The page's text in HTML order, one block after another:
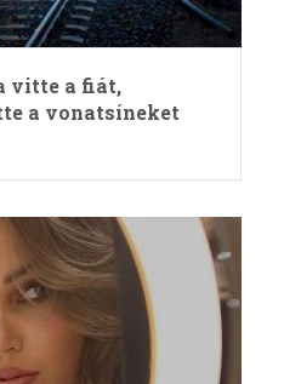
vitte a fiát,
a vonatsíneket